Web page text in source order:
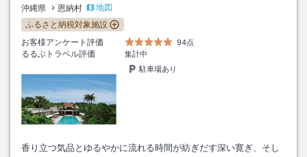
沖縄県 恩納村
地図
ふるさと納税対象施設
お客様アンケート評価
94点
るるぶトラベル評価
集計中
駐車場あり
香り立つ気品とゆるやかに流れる時間が紡ぎだす深い寛ぎ、そし